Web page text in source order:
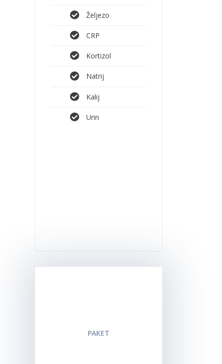
Željezo
CRP
Kortizol
Natrij
Kalij
Urin
PAKET